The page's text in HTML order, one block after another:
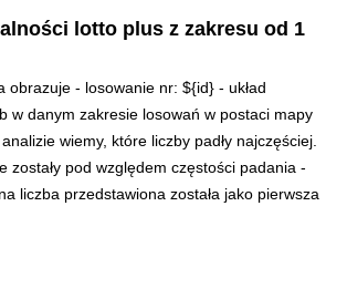
lotto plus z zakresu od 1
obrazuje - losowanie nr: ${id} - układ
w danym zakresie losowań w postaci mapy
wiemy, które liczby padły najczęściej.
zostały pod względem częstości padania -
liczba przedstawiona została jako pierwsza